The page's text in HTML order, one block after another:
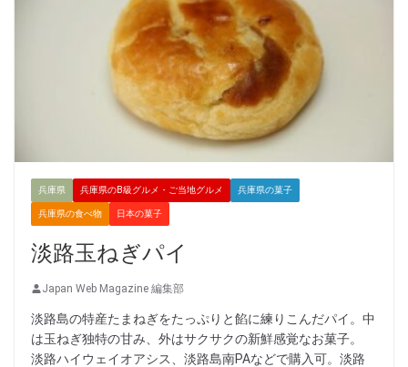
兵庫県 兵庫県のB級グルメ・ご当地グルメ 兵庫県の菓子
兵庫県の食べ物 日本の菓子
淡路玉ねぎパイ
Japan Web Magazine 編集部
淡路島の特産たまねぎをたっぷりと餡に練りこんだパイ。中
は玉ねぎ独特の甘み、外はサクサクの新鮮感覚なお菓子。
淡路ハイウェイオアシス、淡路島南PAなどで購入可。淡路